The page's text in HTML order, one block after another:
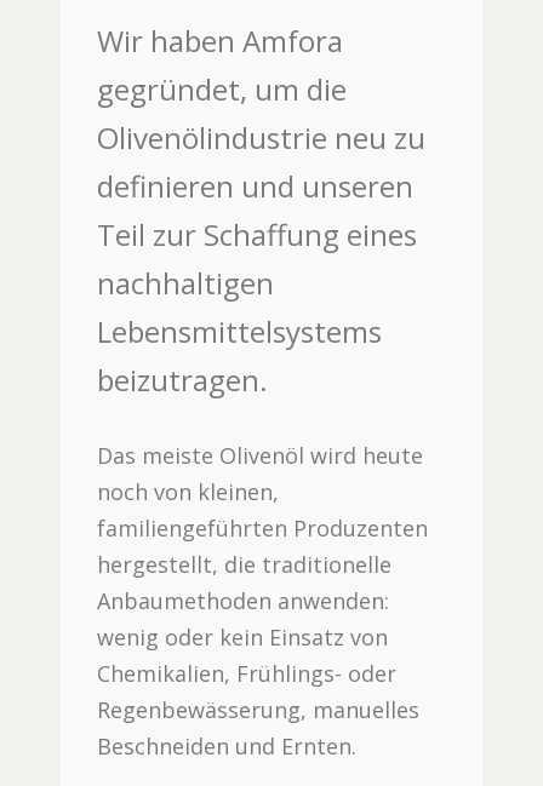
Wir haben Amfora
gegründet, um die
Olivenölindustrie neu zu
definieren und unseren
Teil zur Schaffung eines
nachhaltigen
Lebensmittelsystems
beizutragen.
Das meiste Olivenöl wird heute
noch von kleinen,
familiengeführten Produzenten
hergestellt, die traditionelle
Anbaumethoden anwenden:
wenig oder kein Einsatz von
Chemikalien, Frühlings- oder
Regenbewässerung, manuelles
Beschneiden und Ernten.